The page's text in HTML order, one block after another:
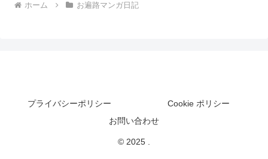
ホーム お遍路マンガ日記
プライバシーポリシー
Cookie ポリシー
お問い合わせ
© 2025 .